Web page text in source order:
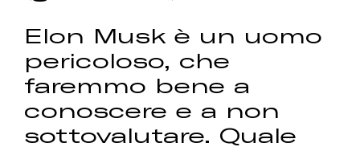
Elon Musk è un uomo
pericoloso, che
faremmo bene a
conoscere e a non
sottovalutare. Quale